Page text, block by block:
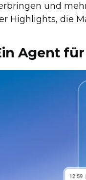
und
Highlights, die
Agent